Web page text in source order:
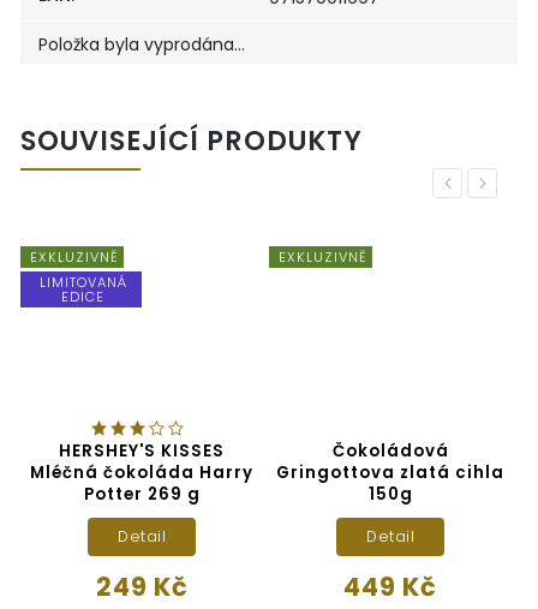
Položka byla vyprodána…
SOUVISEJÍCÍ PRODUKTY
Previous
EXKLUZIVNĚ
LIMITOVANÁ
EDICE
HERSHEY'S KISSES
Mléčná čokoláda Harry
Potter 269 g
249 Kč
Detail
EXKLUZIVNĚ
Čokoládová
Gringottova zlatá cihla
150g
449 Kč
Detail
Next